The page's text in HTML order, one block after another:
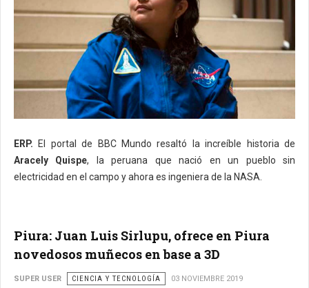
ERP. El portal de BBC Mundo resaltó la increíble historia de
Aracely Quispe, la peruana que nació en un pueblo sin
electricidad en el campo y ahora es ingeniera de la NASA.
Piura: Juan Luis Sirlupu, ofrece en Piura
novedosos muñecos en base a 3D
SUPER USER CIENCIA Y TECNOLOGÍA 03 NOVIEMBRE 2019